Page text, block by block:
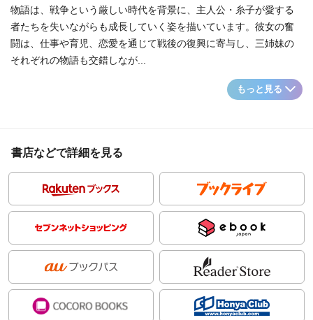
物語は、戦争という厳しい時代を背景に、主人公・糸子が愛する
者たちを失いながらも成長していく姿を描いています。彼女の奮
闘は、仕事や育児、恋愛を通じて戦後の復興に寄与し、三姉妹の
それぞれの物語も交錯しなが...
もっと見る
書店などで詳細を見る